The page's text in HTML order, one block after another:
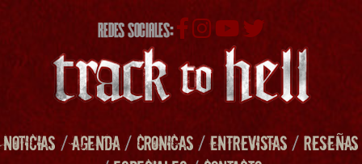
REDES SOCIALES:
NOTICIAS /AGENDA/ CRONICAS/ENTREVISTAS/RESEÑAS